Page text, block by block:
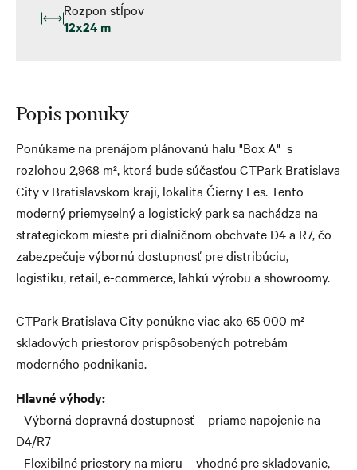
Rozpon stĺpov
12x24 m
Popis ponuky
Ponúkame na prenájom plánovanú halu "Box A" s
rozlohou 2,968 m², ktorá bude súčasťou CTPark Bratislava
City v Bratislavskom kraji, lokalita Čierny Les. Tento
moderný priemyselný a logistický park sa nachádza na
strategickom mieste pri diaľničnom obchvate D4 a R7, čo
zabezpečuje výbornú dostupnosť pre distribúciu,
logistiku, retail, e-commerce, ľahkú výrobu a showroomy.
CTPark Bratislava City ponúkne viac ako 65 000 m²
skladových priestorov prispôsobených potrebám
moderného podnikania.
Hlavné výhody:
- Výborná dopravná dostupnosť – priame napojenie na
D4/R7
- Flexibilné priestory na mieru – vhodné pre skladovanie,